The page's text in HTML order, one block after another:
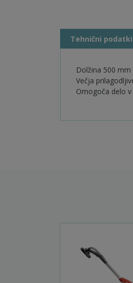
Tehnični podatki
Dolžina 500 mm
Večja
Omogoča delo